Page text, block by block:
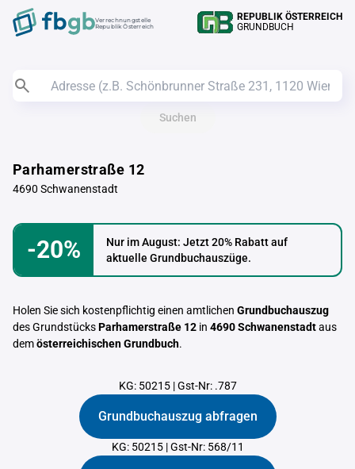
Verrechnungstelle
Republik Österreich
REPUBLIK ÖSTERREICH
GRUNDBUCH
Suchen
Parhamerstraße 12
4690 Schwanenstadt
-20%
Nur im August: Jetzt 20% Rabatt auf
aktuelle Grundbuchauszüge.
Holen Sie sich kostenpflichtig einen amtlichen Grundbuchauszug
des GrundstücksParhamerstraße 12 in 4690 Schwanenstadtaus
demösterreichischen Grundbuch.
KG: 50215|Gst-Nr: .787
Grundbuchauszug abfragen
KG: 50215|Gst-Nr: 568/11